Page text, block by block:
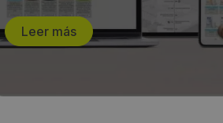
Leer más